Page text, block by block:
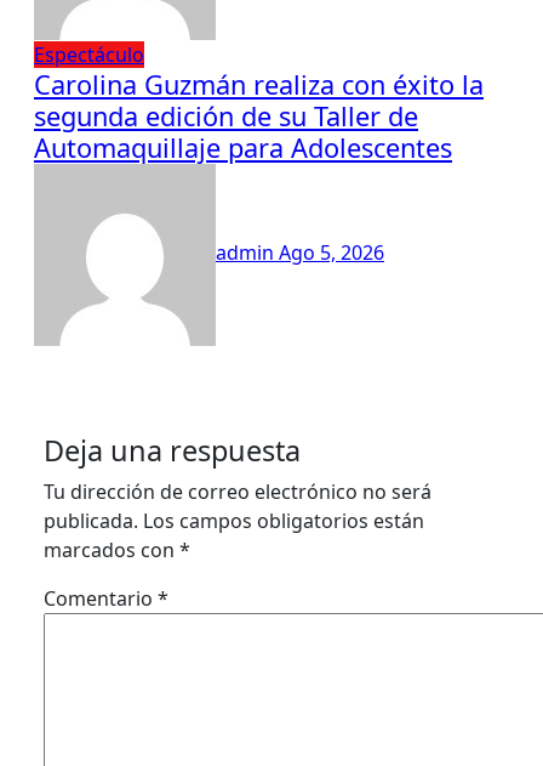
Espectáculo
Carolina Guzmán realiza con éxito la
segunda edición de su Taller de
Automaquillaje para Adolescentes
admin Ago 5, 2026
Deja una respuesta
Tu dirección de correo electrónico no será
publicada. Los campos obligatorios están
marcados con *
Comentario *